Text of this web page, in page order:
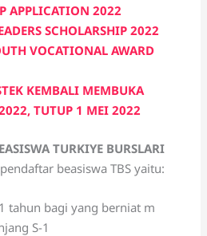
APPLICATION 2022
SCHOLARSHIP 2022
VOCATIONAL AWARD
KEMBALI MEMBUKA
TUTUP 1 MEI 2022
TURKIYE BURSLARI
beasiswa TBS yaitu:
tahun bagi yang berniat m
S-1